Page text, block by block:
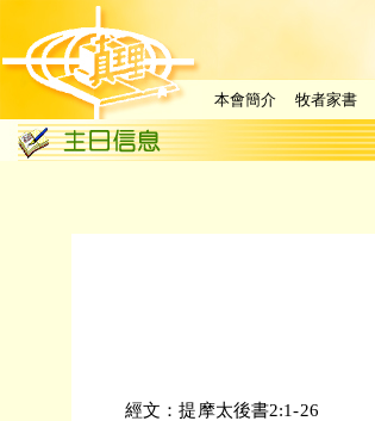
本會簡介 牧者家書
經文：提摩太後書2:1-26